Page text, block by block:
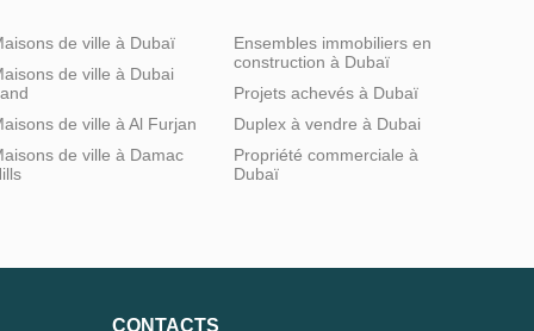
de ville à Dubaï
de ville à Dubai
de ville à Al Furjan
de ville à Damac
Ensembles immobiliers en
construction à Dubaï
Projets achevés à Dubaï
Duplex à vendre à Dubai
Propriété commerciale à
Dubaï
CONTACTS